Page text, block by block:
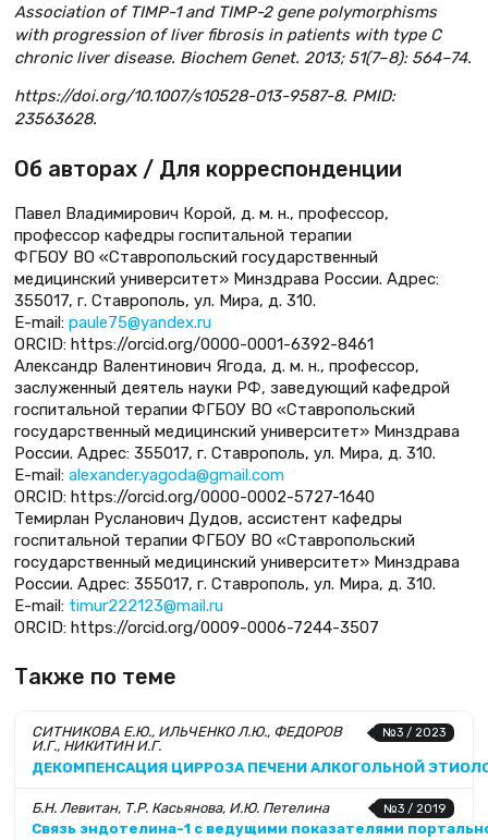
Association of TIMP-1 and TIMP-2 gene polymorphisms
with progression of liver fibrosis in patients with type C
chronic liver disease. Biochem Genet. 2013; 51(7–8): 564–74.
https://doi.org/10.1007/s10528-013-9587-8. PMID:
23563628.
Об авторах / Для корреспонденции
Павел Владимирович Корой, д. м. н., профессор,
профессор кафедры госпитальной терапии
ФГБОУ ВО «Ставропольский государственный
медицинский университет» Минздрава России. Адрес:
355017, г. Ставрополь, ул. Мира, д. 310.
E-mail: paule75@yandex.ru
ORCID: https://orcid.org/0000-0001-6392-8461
Александр Валентинович Ягода, д. м. н., профессор,
заслуженный деятель науки РФ, заведующий кафедрой
госпитальной терапии ФГБОУ ВО «Ставропольский
государственный медицинский университет» Минздрава
России. Адрес: 355017, г. Ставрополь, ул. Мира, д. 310.
E-mail: аlexander.yagoda@gmail.com
ORCID: https://orcid.org/0000-0002-5727-1640
Темирлан Русланович Дудов, ассистент кафедры
госпитальной терапии ФГБОУ ВО «Ставропольский
государственный медицинский университет» Минздрава
России. Адрес: 355017, г. Ставрополь, ул. Мира, д. 310.
E-mail: timur222123@mail.ru
ORCID: https://orcid.org/0009-0006-7244-3507
Также по теме
№3 / 2023
СИТНИКОВА Е.Ю., ИЛЬЧЕНКО Л.Ю., ФЕДОРОВ
И.Г., НИКИТИН И.Г.
ДЕКОМПЕНСАЦИЯ ЦИРРОЗА ПЕЧЕНИ АЛКОГОЛЬНОЙ
№3 / 2019
Б.Н. Левитан, Т.Р. Касьянова, И.Ю. Петелина
Связь эндотелина-1 с ведущими показателями